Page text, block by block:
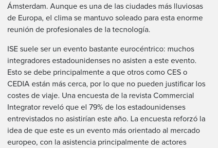
Ámsterdam. Aunque es una de las ciudades más lluviosas
de Europa, el clima se mantuvo soleado para esta enorme
reunión de profesionales de la tecnología.
ISE suele ser un evento bastante eurocéntrico: muchos
integradores estadounidenses no asisten a este evento.
Esto se debe principalmente a que otros como CES o
CEDIA están más cerca, por lo que no pueden justificar los
costes de viaje. Una encuesta de la revista Commercial
Integrator reveló que el 79% de los estadounidenses
entrevistados no asistirían este año. La encuesta reforzó la
idea de que este es un evento más orientado al mercado
europeo, con la asistencia principalmente de actores